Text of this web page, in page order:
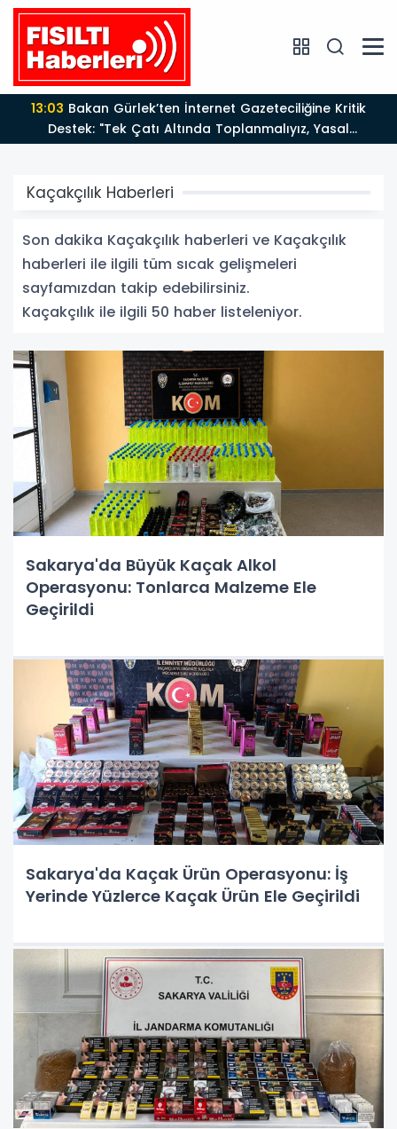
12:12Fısıltı Haberleri Yazarı Dr. Canan Yılmaz’a
Uluslararası Alanda Büyük Onur: “Dr. A.P.J. Abdul
Kalam İlham Ödülü 2026”
Kaçakçılık Haberleri
Son dakika Kaçakçılık haberleri ve Kaçakçılık
haberleri ile ilgili tüm sıcak gelişmeleri
sayfamızdan takip edebilirsiniz.
Kaçakçılık ile ilgili 50 haber listeleniyor.
Sakarya'da Büyük Kaçak Alkol
Operasyonu: Tonlarca Malzeme Ele
Geçirildi
Sakarya'da Kaçak Ürün Operasyonu: İş
Yerinde Yüzlerce Kaçak Ürün Ele Geçirildi